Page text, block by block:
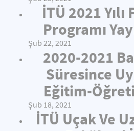
İTÜ 2021
Programı
Şub 22, 2021
2020-2021
Süresince
Eğitim-
Şub 18, 2021
İTÜ Uçak Ve